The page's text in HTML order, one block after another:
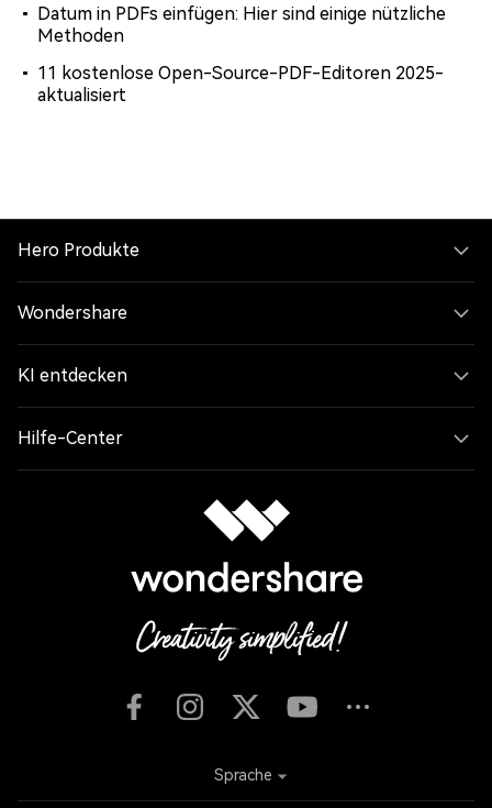
Datum in PDFs einfügen: Hier sind einige nützliche
Methoden
11 kostenlose Open-Source-PDF-Editoren 2025-
aktualisiert
Hero Produkte
Wondershare
KI entdecken
Hilfe-Center
Sprache